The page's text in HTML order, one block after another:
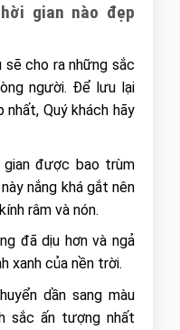
gian nào đẹp
sẽ cho ra những sắc
người. Để lưu lại
nhất, Quý khách hãy
gian được bao trùm
nắng khá gắt nên
râm và nón.
đã dịu hơn và ngả
xanh của nền trời.
dần sang màu
sắc ấn tượng nhất